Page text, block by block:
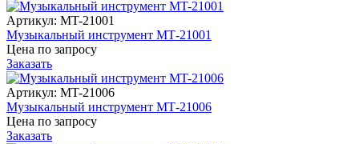
Артикул: MT-21001
Музыкальный инструмент MT‑21001
Цена по запросу
Заказать
Артикул: MT-21006
Музыкальный инструмент MT‑21006
Цена по запросу
Заказать